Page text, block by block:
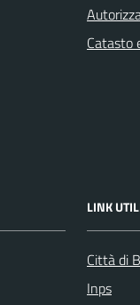
Catasto
LINK
Città di
Inps